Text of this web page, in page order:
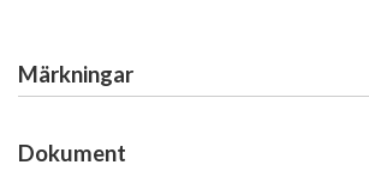
Märkningar
Dokument